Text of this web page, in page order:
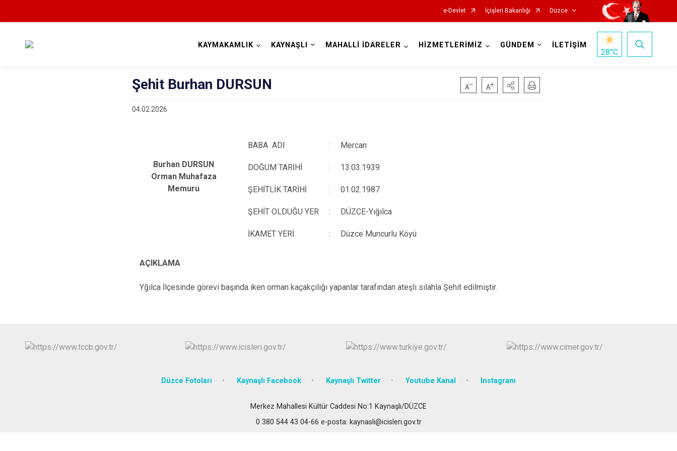
e-Devlet İçişleri Bakanlığı Düzce
KAYMAKAMLIK KAYNAŞLI MAHALLİ İDARELER HİZMETLERİMİZ GÜNDEM İLETİŞİM
28°C
Şehit Burhan DURSUN
04.02.2026
Burhan DURSUN
Orman Muhafaza
Memuru
BABA ADI : Mercan
DOĞUM TARİHİ : 13.03.1939
ŞEHİTLİK TARİHİ : 01.02.1987
ŞEHİT OLDUĞU YER : DÜZCE-Yığılca
İKAMET YERİ : Düzce Muncurlu Köyü
AÇIKLAMA
Yğılca İlçesinde görevi başında iken orman kaçakçılığı yapanlar tarafından ateşli silahla Şehit edilmiştir.
Düzce Fotoları Kaynaşlı Facebook Kaynaşlı Twitter Youtube Kanal Instagram
Merkez Mahallesi Kültür Caddesi No:1 Kaynaşlı/DÜZCE
0 380 544 43 04-66 e-posta: kaynasli@icisleri.gov.tr